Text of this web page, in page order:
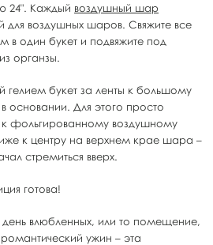
24". Каждый воздушный шар
для воздушных шаров. Свяжите все
в один букет и подвяжите под
органзы.
гелием букет за ленты к большому
Для этого просто
к фольгированному воздушному
к центру на верхнем крае шара –
стремиться вверх.
готова!
влюбленных, или то помещение,
ужин – эта